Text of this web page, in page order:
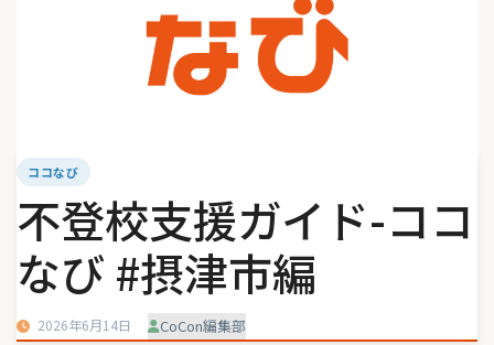
ココなび
不登校支援ガイド-ココ
なび #摂津市編
2026年6月14日 CoCon編集部